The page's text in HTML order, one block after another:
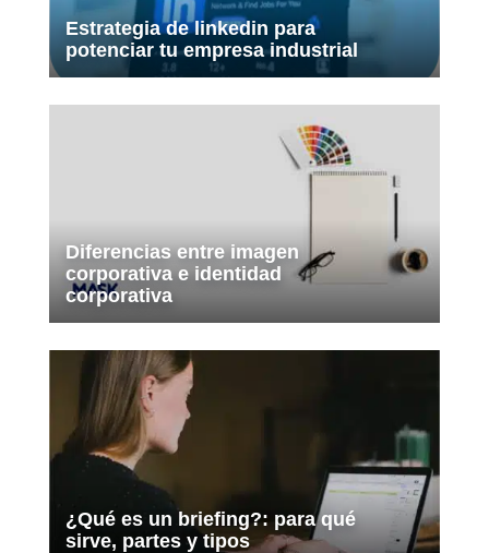
Estrategia de linkedin para
potenciar tu empresa industrial
Diferencias entre imagen
corporativa e identidad
corporativa
¿Qué es un briefing?: para qué
sirve, partes y tipos